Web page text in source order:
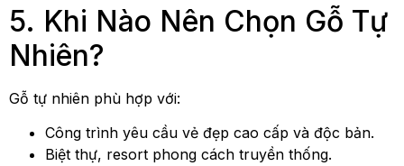
5. Khi Nào Nên Chọn Gỗ Tự
Nhiên?
Gỗ tự nhiên phù hợp với:
Công trình yêu cầu vẻ đẹp cao cấp và độc bản.
Biệt thự, resort phong cách truyền thống.